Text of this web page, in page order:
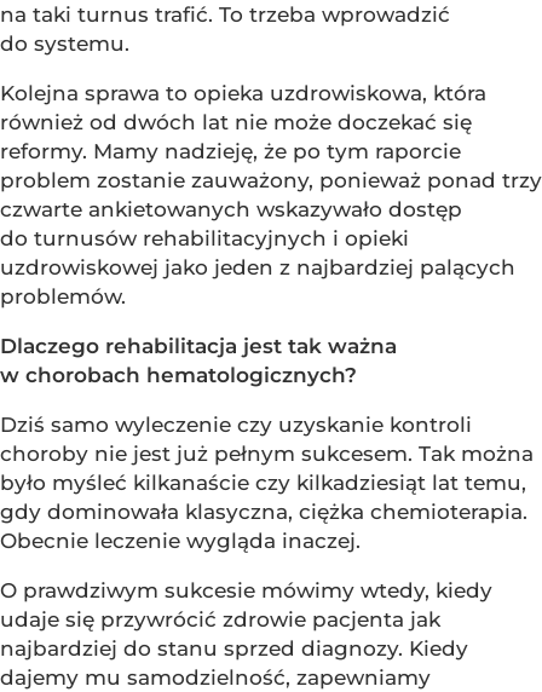
na taki turnus trafić. To trzeba wprowadzić
do systemu.
Kolejna sprawa to opieka uzdrowiskowa, która
również od dwóch lat nie może doczekać się
reformy. Mamy nadzieję, że po tym raporcie
problem zostanie zauważony, ponieważ ponad trzy
czwarte ankietowanych wskazywało dostęp
do turnusów rehabilitacyjnych i opieki
uzdrowiskowej jako jeden z najbardziej palących
problemów.
Dlaczego rehabilitacja jest tak ważna
w chorobach hematologicznych?
Dziś samo wyleczenie czy uzyskanie kontroli
choroby nie jest już pełnym sukcesem. Tak można
było myśleć kilkanaście czy kilkadziesiąt lat temu,
gdy dominowała klasyczna, ciężka chemioterapia.
Obecnie leczenie wygląda inaczej.
O prawdziwym sukcesie mówimy wtedy, kiedy
udaje się przywrócić zdrowie pacjenta jak
najbardziej do stanu sprzed diagnozy. Kiedy
dajemy mu samodzielność, zapewniamy